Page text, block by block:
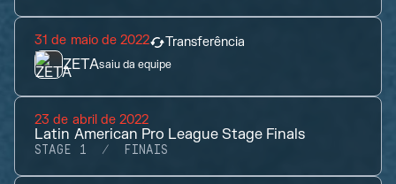
31 de maio de 2022 Transferência
ZETAsaiu da equipe
23 de abril de 2022
Latin American Pro League Stage Finals
STAGE 1 FINAIS